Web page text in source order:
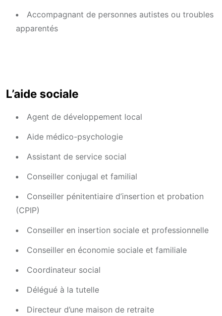
Accompagnant de personnes autistes ou troubles
apparentés
L’aide sociale
Agent de développement local
Aide médico-psychologie
Assistant de service social
Conseiller conjugal et familial
Conseiller pénitentiaire d’insertion et probation
(CPIP)
Conseiller en insertion sociale et professionnelle
Conseiller en économie sociale et familiale
Coordinateur social
Délégué à la tutelle
Directeur d’une maison de retraite